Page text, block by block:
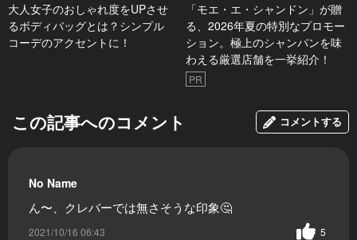
大人女子のおしゃれ度をUPさせ
るボディバッグとは？シンプル
コーデのアクセントに！
「モエ・エ・シャンドン」が贈
る、2026年夏の特別なプロモー
ション。極上のシャンパンを味
わえる厳選店舗を一挙紹介！
PR
この記事へのコメント コメントする
No Name
ん〜、クレバーでは無さそうな印象🤔
2021/10/16 06:43 5